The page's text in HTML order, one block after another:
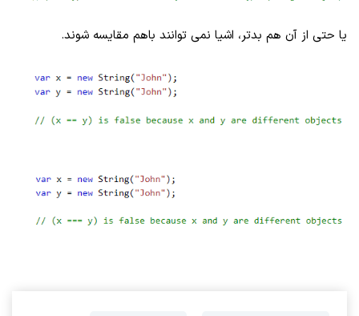
یا حتی از آن هم بدتر، اشیا نمی توانند باهم مقایسه شوند.